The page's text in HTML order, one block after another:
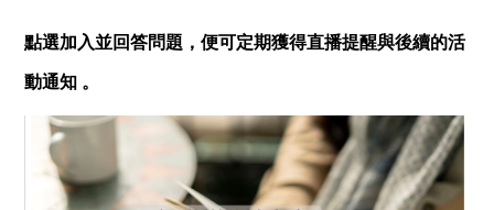
點選加入並回答問題，便可定期獲得直播提醒與後續的活
動通知 。